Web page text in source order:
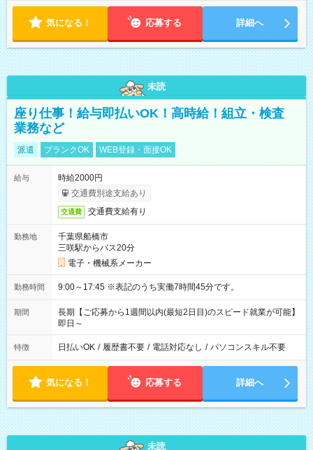
気になる！ 応募する 詳細へ
未読
座り仕事！給与即払いOK！高時給！組立・検査
業務など
派遣 ブランクOK WEB登録・面接OK
給与
時給2000円
交通費別途支給あり
交通費 交通費支給有り
勤務地
千葉県船橋市
三咲駅からバス20分
電子・機械系メーカー
勤務時間 9:00～17:45 ※表記のうち実働7時間45分です。
期間
長期【ご応募から1週間以内(最短2日目)のスピード就業が可能】
即日～
特徴 日払いOK / 履歴書不要 / 電話対応なし / パソコンスキル不要
気になる！ 応募する 詳細へ
未読